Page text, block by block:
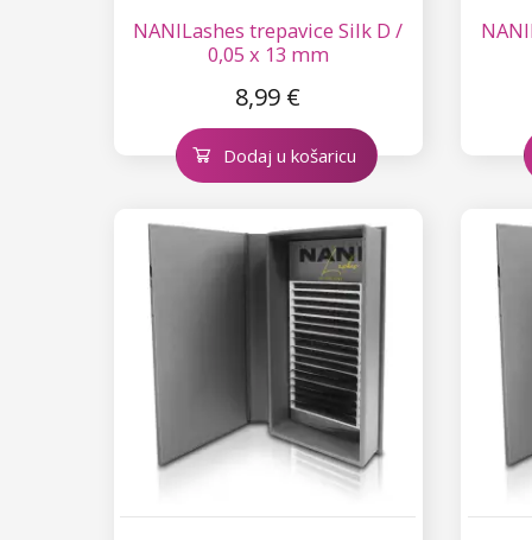
NANILashes trepavice Silk D /
0,05 x 13 mm
8,99 €
Dodaj u košaricu